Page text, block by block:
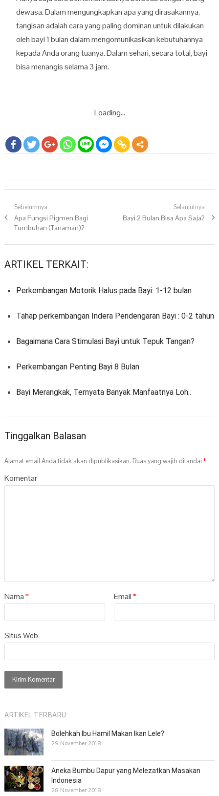
dewasa. Dalam mengungkapkan apa yang dirasakannya,
tangisan adalah cara yang paling dominan untuk dilakukan
oleh bayi 1 bulan dalam mengomunikasikan kebutuhannya
kepada Anda orang tuanya. Dalam sehari, secara total, bayi
bisa menangis selama 3 jam.
Loading...
Navigasi pos
Sebelumnya
Previous post:
Apa Fungsi Pigmen Bagi
Tumbuhan (Tanaman)?
Selanjutnya
Next post:
Bayi 2 Bulan Bisa Apa Saja?
ARTIKEL TERKAIT:
Perkembangan Motorik Halus pada Bayi: 1-12 bulan
Tahap perkembangan Indera Pendengaran Bayi : 0-2 tahun
Bagaimana Cara Stimulasi Bayi untuk Tepuk Tangan?
Perkembangan Penting Bayi 8 Bulan
Bayi Merangkak, Ternyata Banyak Manfaatnya Loh..
Tinggalkan Balasan
Alamat email Anda tidak akan dipublikasikan. Ruas yang wajib ditandai*
Komentar
Nama* Email*
Situs Web
ARTIKEL TERBARU:
Bolehkah Ibu Hamil Makan Ikan Lele?
29 November 2018
Aneka Bumbu Dapur yang Melezatkan Masakan
Indonesia
28 November 2018